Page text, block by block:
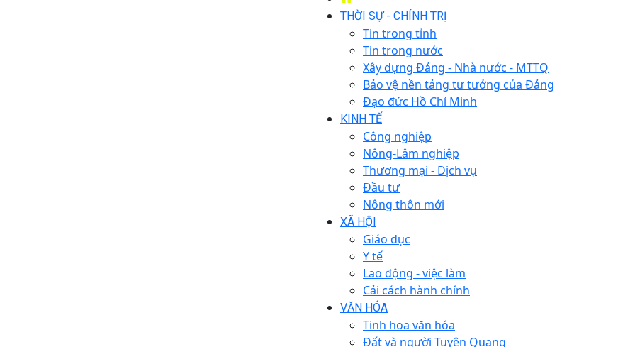
THỜI SỰ - CHÍNH TRỊ
Tin trong tỉnh
Tin trong nước
Xây dựng Đảng - Nhà nước - MTTQ
Bảo vệ nền tảng tư tưởng của Đảng
Đạo đức Hồ Chí Minh
KINH TẾ
Công nghiệp
Nông-Lâm nghiệp
Thương mại - Dịch vụ
Đầu tư
Nông thôn mới
XÃ HỘI
Giáo dục
Y tế
Lao động - việc làm
Cải cách hành chính
VĂN HÓA
Tinh hoa văn hóa
Đất và người Tuyên Quang